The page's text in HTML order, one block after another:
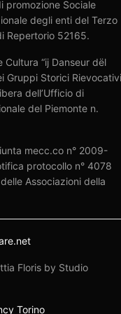
promozione Sociale
degli enti del Terzo
Repertorio 52165.
Cultura “ij Danseur dël
Gruppi Storici
dell’Ufficio di
del Piemonte n.
mecc.co n° 2009-
protocollo n° 4078
Associazioni della
Floris by Studio
Torino